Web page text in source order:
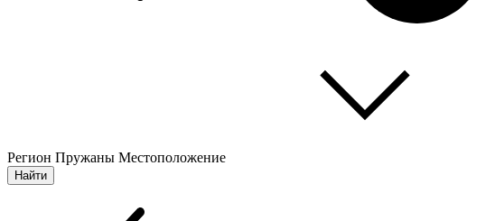
Регион Пружаны Местоположение